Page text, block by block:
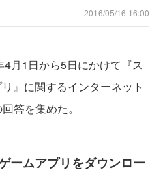
2016/05/16 16:00
月1日から5日にかけて『ス
』に関するインターネット
答を集めた。
ームアプリをダウンロー